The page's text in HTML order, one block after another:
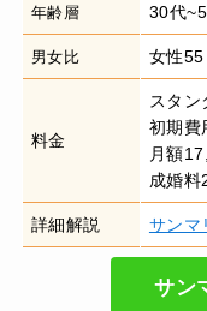
年齢層 30代
男女比 女性55
料金
スタン
初期費
月額
成婚料
詳細解説 サンマ
サン